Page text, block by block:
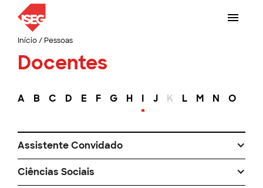
Início/ Pessoas
Docentes
A B C D E F G H I J K L M N O
Assistente Convidado
Ciências Sociais